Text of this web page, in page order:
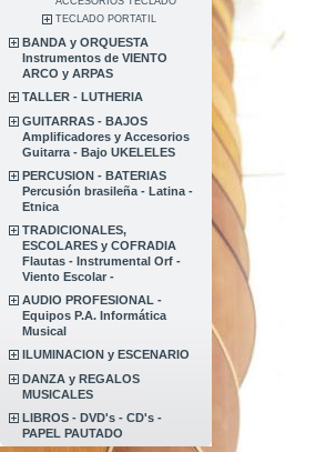
TECLADO PORTATIL
BANDA y ORQUESTA
Instrumentos de VIENTO
ARCO y ARPAS
TALLER - LUTHERIA
GUITARRAS - BAJOS
Amplificadores y Accesorios
Guitarra - Bajo UKELELES
PERCUSION - BATERIAS
Percusión brasileña - Latina -
Etnica
TRADICIONALES,
ESCOLARES y COFRADIA
Flautas - Instrumental Orf -
Viento Escolar -
AUDIO PROFESIONAL -
Equipos P.A. Informática
Musical
ILUMINACION y ESCENARIO
DANZA y REGALOS
MUSICALES
LIBROS - DVD's - CD's -
PAPEL PAUTADO